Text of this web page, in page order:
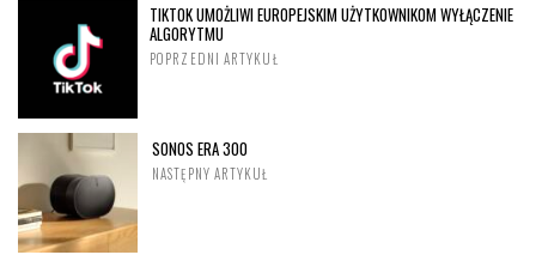
TIKTOK UMOŻLIWI EUROPEJSKIM UŻYTKOWNIKOM WYŁĄCZENIE
ALGORYTMU
POPRZEDNI ARTYKUŁ
SONOS ERA 300
NASTĘPNY ARTYKUŁ